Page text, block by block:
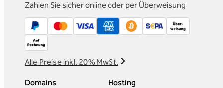
Zahlen Sie sicher online oder per Überweisung
Alle Preise inkl. 20% MwSt.
Domains Hosting